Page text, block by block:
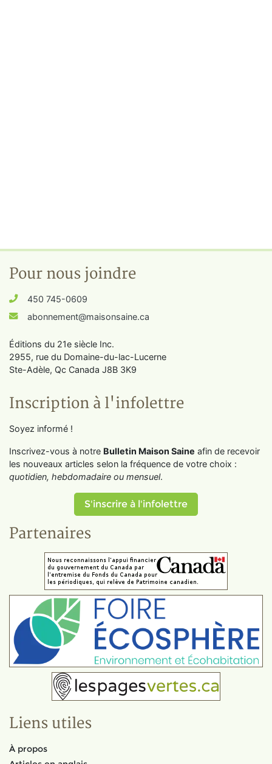
Pour nous joindre
450 745-0609
abonnement@maisonsaine.ca
Éditions du 21e siècle Inc.
2955, rue du Domaine-du-lac-Lucerne
Ste-Adèle, Qc Canada J8B 3K9
Inscription à l'infolettre
Soyez informé !
Inscrivez-vous à notre Bulletin Maison Saine afin de recevoir
les nouveaux articles selon la fréquence de votre choix :
quotidien, hebdomadaire ou mensuel.
S'inscrire à l'infolettre
Partenaires
Liens utiles
À propos